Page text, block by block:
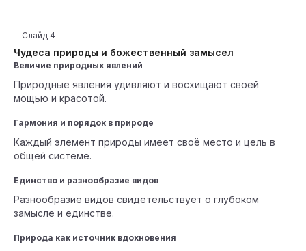
Чудеса природы и божественный замысел
Слайд 4
Величие природных явлений
Природные явления удивляют и восхищают своей
мощью и красотой.
Гармония и порядок в природе
Каждый элемент природы имеет своё место и цель в
общей системе.
Единство и разнообразие видов
Разнообразие видов свидетельствует о глубоком
замысле и единстве.
Природа как источник вдохновения